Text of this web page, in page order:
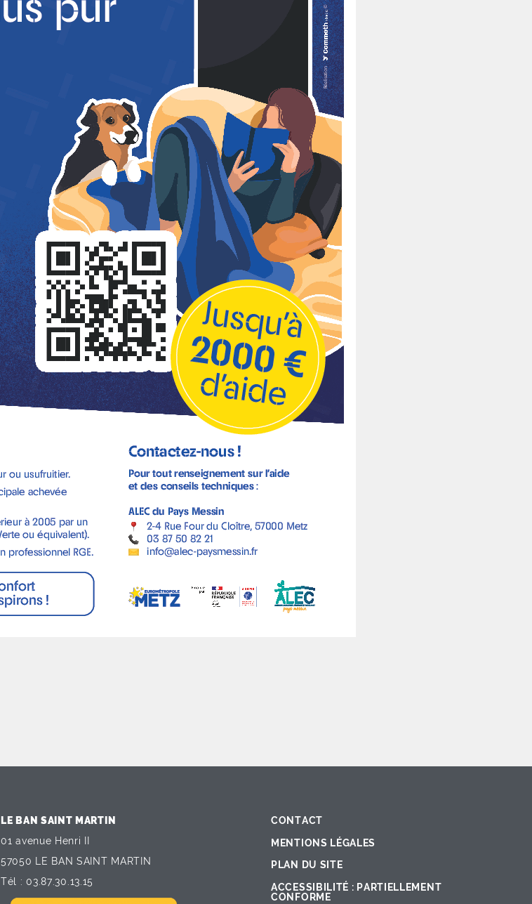
LE BAN SAINT MARTIN
01 avenue Henri II
57050 LE BAN SAINT MARTIN
Tél :03.87.30.13.15
CONTACT
MENTIONS LÉGALES
PLAN DU SITE
ACCESSIBILITÉ : PARTIELLEMENT
CONFORME